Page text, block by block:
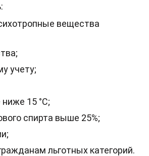
вещества
учету;
15 °C;
спирта выше 25%;
льготных категорий.